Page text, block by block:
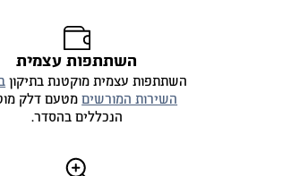
השתתפות עצמית
השתתפות עצמית מוקטנת בתיקון
השירות המורשיםמטעם דלק
הנכללים בהסדר.